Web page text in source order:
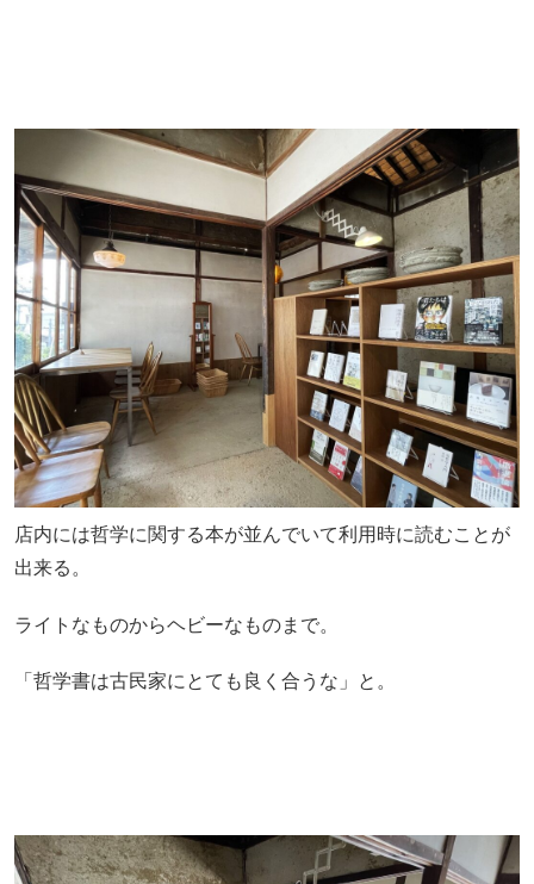
店内には哲学に関する本が並んでいて利用時に読むことが
出来る。
ライトなものからヘビーなものまで。
「哲学書は古民家にとても良く合うな」と。